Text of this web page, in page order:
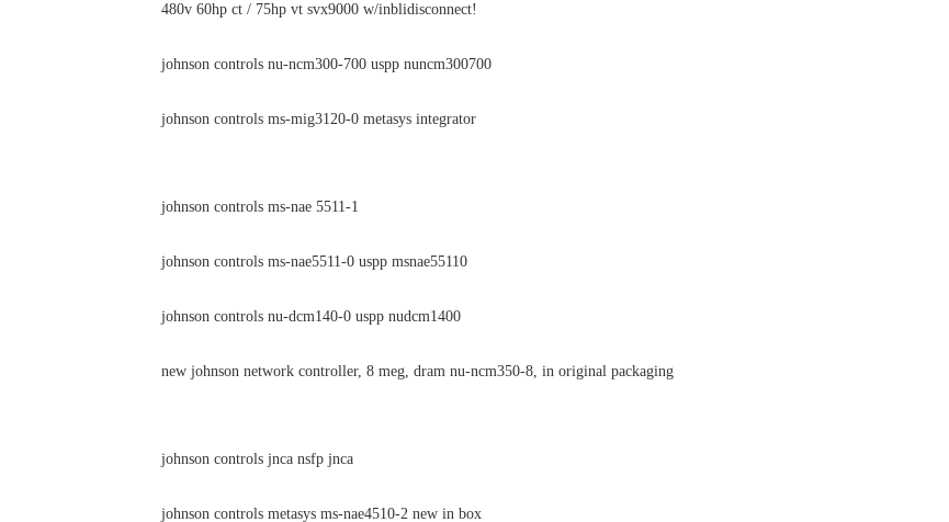
480v 60hp ct / 75hp vt svx9000 w/inblidisconnect!
johnson controls nu-ncm300-700 uspp nuncm300700
johnson controls ms-mig3120-0 metasys integrator
johnson controls ms-nae 5511-1
johnson controls ms-nae5511-0 uspp msnae55110
johnson controls nu-dcm140-0 uspp nudcm1400
new johnson network controller, 8 meg, dram nu-ncm350-8, in original packaging
johnson controls jnca nsfp jnca
johnson controls metasys ms-nae4510-2 new in box